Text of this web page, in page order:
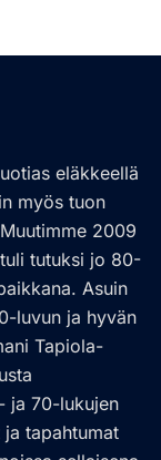
eläkkeellä
myös tuon
2009
tutuksi jo 80-
Asuin
luvun ja hyvän
Tapiola-
ja 70-lukujen
tapahtumat